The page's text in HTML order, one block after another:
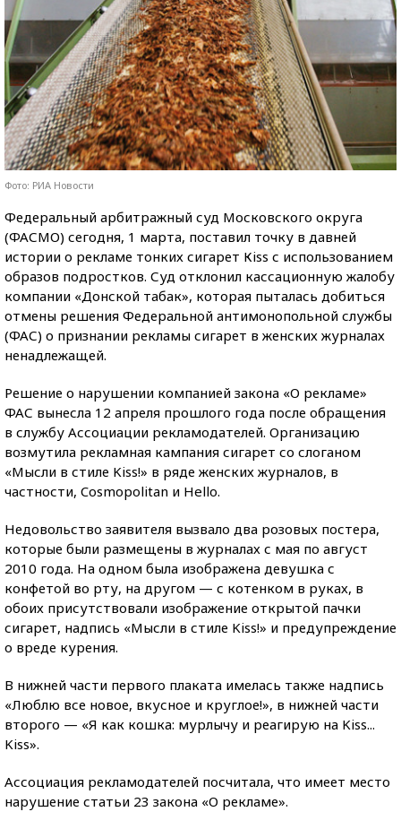
Фото: РИА Новости
Федеральный арбитражный суд Московского округа
(ФАСМО) сегодня, 1 марта, поставил точку в давней
истории о рекламе тонких сигарет Кiss с использованием
образов подростков. Суд отклонил кассационную жалобу
компании «Донской табак», которая пыталась добиться
отмены решения Федеральной антимонопольной службы
(ФАС) о признании рекламы сигарет в женских журналах
ненадлежащей.
Решение о нарушении компанией закона «О рекламе»
ФАС вынесла 12 апреля прошлого года после обращения
в службу Ассоциации рекламодателей. Организацию
возмутила рекламная кампания сигарет со слоганом
«Мысли в стиле Kiss!» в ряде женских журналов, в
частности, Cosmopolitan и Hello.
Недовольство заявителя вызвало два розовых постера,
которые были размещены в журналах с мая по август
2010 года. На одном была изображена девушка с
конфетой во рту, на другом — с котенком в руках, в
обоих присутствовали изображение открытой пачки
сигарет, надпись «Мысли в стиле Kiss!» и предупреждение
о вреде курения.
В нижней части первого плаката имелась также надпись
«Люблю все новое, вкусное и круглое!», в нижней части
второго — «Я как кошка: мурлычу и реагирую на Kiss...
Kiss».
Ассоциация рекламодателей посчитала, что имеет место
нарушение статьи 23 закона «О рекламе».